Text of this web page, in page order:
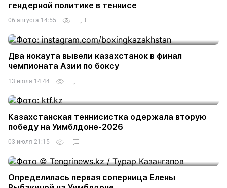
гендерной политике в теннисе
06 августа 14:55
Два нокаута вывели казахстанок в финал
чемпионата Азии по боксу
13 июля 14:44
Казахстанская теннисистка одержала вторую
победу на Уимблдоне-2026
03 июля 21:15
Определилась первая соперница Елены